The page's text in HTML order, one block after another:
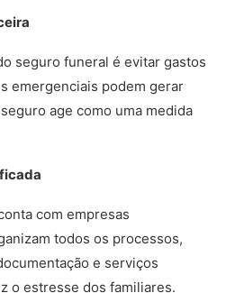
seguro funeral é evitar gastos
emergenciais podem gerar
age como uma medida
com empresas
todos os processos,
e serviços
o estresse dos familiares.